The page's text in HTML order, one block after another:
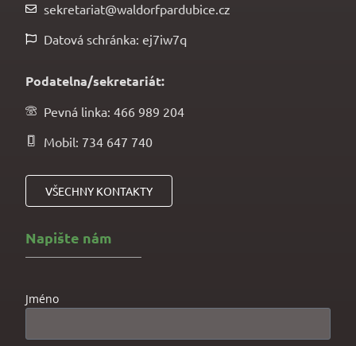
sekretariat@waldorfpardubice.cz
Datová schránka: ej7iw7q
Podatelna/sekretariát:
Pevná linka: 466 989 204
Mobil: 734 647 740
VŠECHNY KONTAKTY
Napište nám
Jméno